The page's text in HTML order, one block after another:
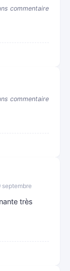
commentaire
commentaire
septembre
très